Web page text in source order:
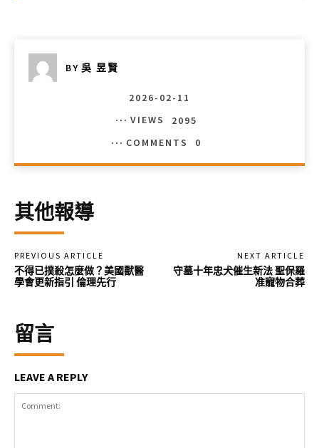
BY 吳 昱賢
2026-02-11
VIEWS
2095
COMMENTS
0
其他報導
PREVIOUS ARTICLE
不得已撲殺怎麼做？美國獸醫
學會更新指引 倫理先行
NEXT ARTICLE
守墓十年忠犬催生新法 聖保羅
准寵物合葬
留言
LEAVE A REPLY